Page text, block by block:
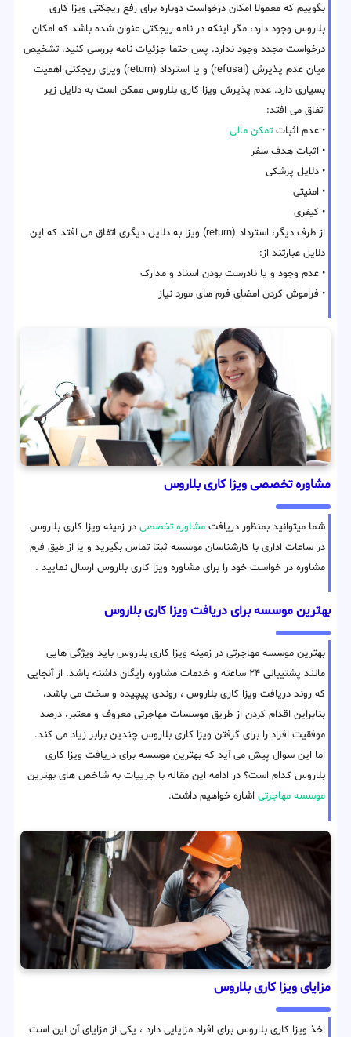
بگوییم که معمولا امکان درخواست دوباره برای رفع ریجکتی ویزا کاری
بلاروس وجود دارد، مگر اینکه در نامه ریجکتی عنوان شده باشد که امکان
درخواست مجدد وجود ندارد. پس حتما جزئیات نامه بررسی کنید. تشخیص
میان عدم پذیرش (refusal) و یا استرداد (return) ویزای ریجکتی اهمیت
بسیاری دارد. عدم پذیرش ویزا کاری بلاروس ممکن است به دلایل زیر
اتفاق می افتد:
• عدم اثبات تمکن مالی
• اثبات هدف سفر
• دلایل پزشکی
• امنیتی
• کیفری
از طرف دیگر، استرداد (return) ویزا به دلایل دیگری اتفاق می افتد که این
دلایل عبارتند از:
• عدم وجود و یا نادرست بودن اسناد و مدارک
• فراموش کردن امضای فرم های مورد نیاز
مشاوره تخصصی ویزا کاری بلاروس
شما میتوانید بمنظور دریافت مشاوره تخصصی در زمینه ویزا کاری بلاروس
در ساعات اداری با کارشناسان موسسه ثبتا تماس بگیرید و یا از طیق فرم
مشاوره در خواست خود را برای مشاوره ویزا کاری بلاروس ارسال نمایید .
بهترین موسسه برای دریافت ویزا کاری بلاروس
بهترین موسسه مهاجرتی در زمینه ویزا کاری بلاروس باید ویژگی هایی
مانند پشتیبانی ۲۴ ساعته و خدمات مشاوره رایگان داشته باشد. از آنجایی
که روند دریافت ویزا کاری بلاروس ، روندی پیچیده و سخت می باشد،
بنابراین اقدام کردن از طریق موسسات مهاجرتی معروف و معتبر، درصد
موفقیت افراد را برای گرفتن ویزا کاری بلاروس چندین برابر زیاد می کند.
اما این سوال پیش می آید که بهترین موسسه برای دریافت ویزا کاری
بلاروس کدام است؟ در ادامه این مقاله با جزییات به شاخص های بهترین
موسسه مهاجرتی اشاره خواهیم داشت.
مزایای ویزا کاری بلاروس
اخذ ویزا کاری بلاروس برای افراد مزایایی دارد ، یکی از مزایای آن این است